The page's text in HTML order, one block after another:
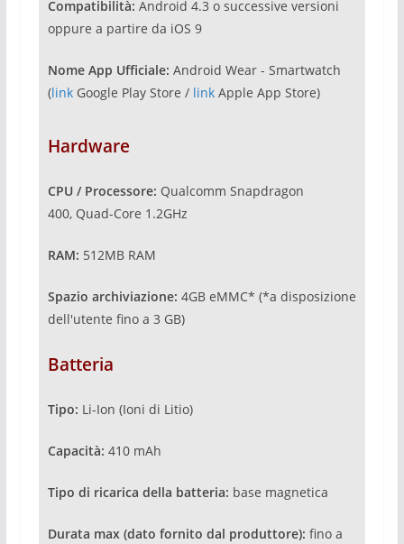
Compatibilità: Android 4.3 o successive versioni
oppure a partire da iOS 9
Nome App Ufficiale: Android Wear - Smartwatch
(linkGoogle Play Store / linkApple App Store)
Hardware
CPU / Processore: Qualcomm Snapdragon
400, Quad-Core 1.2GHz
RAM: 512MB RAM
Spazio archiviazione: 4GB eMMC* (*a disposizione
dell'utente fino a 3 GB)
Batteria
Tipo: Li-Ion (Ioni di Litio)
Capacità: 410 mAh
Tipo di ricarica della batteria: base magnetica
Durata max (dato fornito dal produttore): fino a